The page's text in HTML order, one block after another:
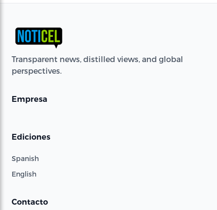
Transparent news, distilled views, and global
perspectives.
Empresa
Ediciones
Spanish
English
Contacto